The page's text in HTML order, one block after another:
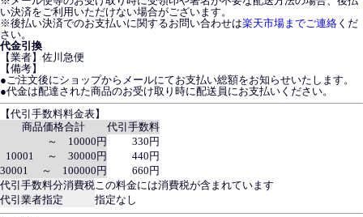
い決済をご利用いただけない場合がございます。
※後払い決済でのお支払いに関するお問い合わせは楽天市場までご連絡 くだ
さい。
代金引換
【業者】佐川急便
【備考】
●ご注文後にショップからメールにてお支払い総額をお知らせいたします。
●代金は配達された商品のお受け取り時に配送員にお支払いください。
【代引手数料料金表】
商品価格合計
代引手数料
～ 10000円
330円
10001 ～ 30000円
440円
30001 ～ 100000円
660円
代引手数料分消費税この料金には消費税が含まれています
代引業者指定
指定なし